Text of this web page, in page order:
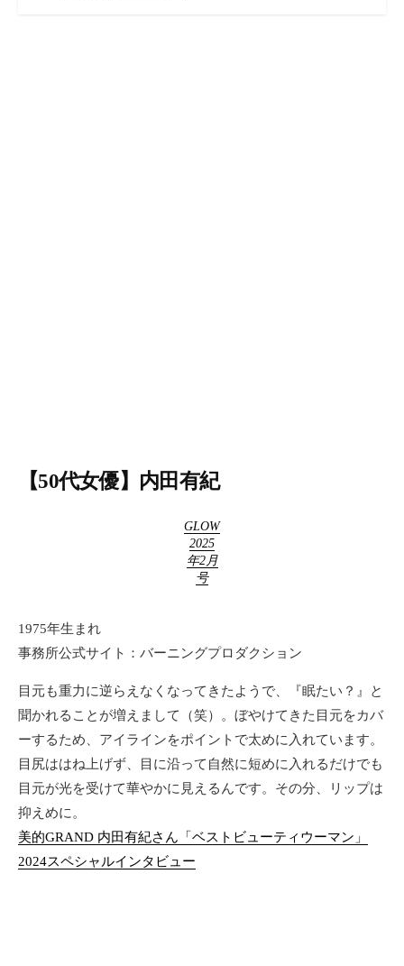
【50代女優】内田有紀
GLOW
2025
年2月
号
1975年生まれ
事務所公式サイト：バーニングプロダクション
目元も重力に逆らえなくなってきたようで、『眠たい？』と
聞かれることが増えまして（笑）。ぼやけてきた目元をカバ
ーするため、アイラインをポイントで太めに入れています。
目尻ははね上げず、目に沿って自然に短めに入れるだけでも
目元が光を受けて華やかに見えるんです。その分、リップは
抑えめに。
美的GRAND 内田有紀さん「ベストビューティウーマン」
2024スペシャルインタビュー